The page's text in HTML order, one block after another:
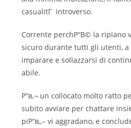
casualitГ introverso.
Corrente perchР“В© la ripiano
sicuro durante tutti gli utenti, a
imparare e sollazzarsi di
abile.
Р“в‚¬ un collocato molto ratto
subito avviare per chattare
piР“в„– vi aggradano, e